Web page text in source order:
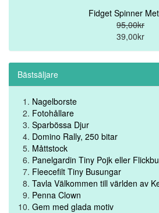
Fidget Spinner
95,00kr
39,00kr
Bästsäljare
Nagelborste
Fotohållare
Sparbössa Djur
Domino Rally, 250 bitar
Måttstock
Panelgardin Tiny Pojk eller
Fleecefilt Tiny Busungar
Tavla Välkommen till världen av
Penna Clown
Gem med glada motiv